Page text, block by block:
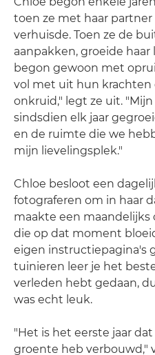
toen ze met haar
verhuisde. Toen ze de
aanpakken, groeide
begon gewoon met
vol met uit hun
onkruid," legt ze uit.
sindsdien elk jaar
en de ruimte die we
mijn lievelingsplek."
Chloe besloot een
fotograferen om in haar
maakte een
die op dat moment
eigen instructiepagina's
tuinieren leer je het
verleden hebt gedaan,
was echt leuk.
"Het is het eerste jaar
groente heb verbouwd,"